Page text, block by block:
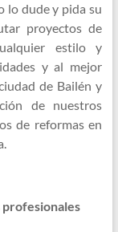
lo dude y pida su
proyectos de
estilo y
y al mejor
de Bailén y
de nuestros
de reformas en
profesionales